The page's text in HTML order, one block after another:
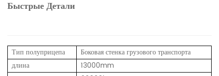
Быстрые Детали
Тип полуприцепа
Боковая стенка грузового транспорта
длина
13000mm